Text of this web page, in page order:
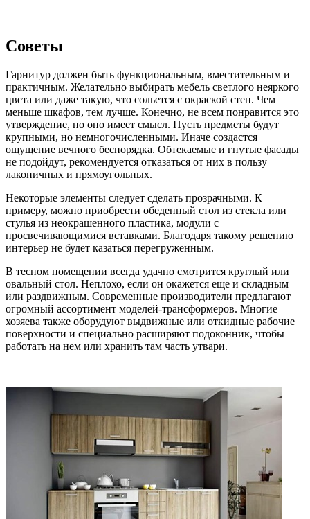
Советы
Гарнитур должен быть функциональным, вместительным и
практичным. Желательно выбирать мебель светлого неяркого
цвета или даже такую, что сольется с окраской стен. Чем
меньше шкафов, тем лучше. Конечно, не всем понравится это
утверждение, но оно имеет смысл. Пусть предметы будут
крупными, но немногочисленными. Иначе создастся
ощущение вечного беспорядка. Обтекаемые и гнутые фасады
не подойдут, рекомендуется отказаться от них в пользу
лаконичных и прямоугольных.
Некоторые элементы следует сделать прозрачными. К
примеру, можно приобрести обеденный стол из стекла или
стулья из неокрашенного пластика, модули с
просвечивающимися вставками. Благодаря такому решению
интерьер не будет казаться перегруженным.
В тесном помещении всегда удачно смотрится круглый или
овальный стол. Неплохо, если он окажется еще и складным
или раздвижным. Современные производители предлагают
огромный ассортимент моделей-трансформеров. Многие
хозяева также оборудуют выдвижные или откидные рабочие
поверхности и специально расширяют подоконник, чтобы
работать на нем или хранить там часть утвари.